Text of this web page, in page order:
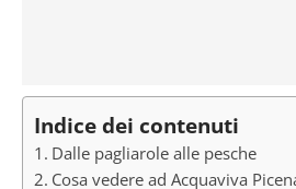
Indice dei contenuti
Dalle pagliarole alle pesche
Cosa vedere ad Acquaviva